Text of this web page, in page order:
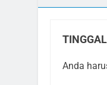
Anda